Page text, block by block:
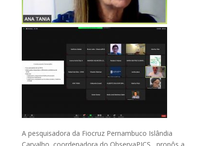
A pesquisadora da Fiocruz Pernambuco Islândia